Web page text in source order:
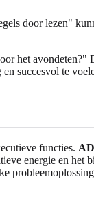
door lezen"
het
succesvol te
functies.
energie en het